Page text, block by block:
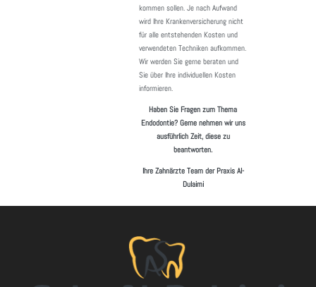
kommen sollen. Je nach Aufwand
wird Ihre Kran­ken­ver­si­che­rung nicht
für alle entste­henden Kosten und
verwen­deten Tech­niken aufkommen.
Wir werden Sie gerne beraten und
Sie über Ihre indi­vi­du­ellen Kosten
infor­mieren.
Haben Sie Fragen zum Thema
Endodontie? Gerne nehmen wir uns
ausführlich Zeit, diese zu
beantworten.
Ihre Zahnärzte Team der Praxis Al-
Dulaimi